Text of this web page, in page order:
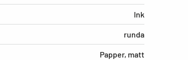
Ink
runda
Papper, matt